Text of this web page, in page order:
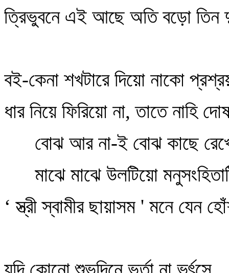
ত্রিভুবনে এই আছে অতি বড়ো
বই-কেনা শখটারে দিয়ো নাকো
ধার নিয়ে ফিরিয়ো না, তাতে নাহি
বোঝ আর না-ই বোঝ কাছে
মাঝে মাঝে উলটিয়ো
‘ স্ত্রী স্বামীর ছায়াসম ' মনে যেন